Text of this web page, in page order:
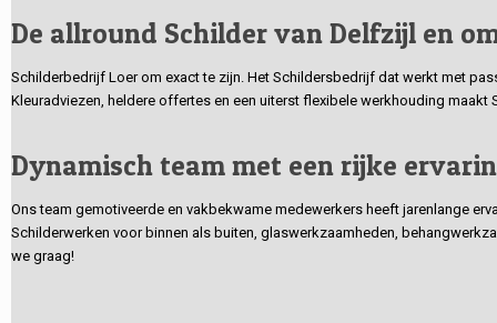
De allround Schilder van Delfzijl en
Schilderbedrijf Loer om exact te zijn. Het Schildersbedrijf dat werkt met
Kleuradviezen, heldere offertes en een uiterst flexibele werkhouding
Dynamisch team met een rijke
Ons team gemotiveerde en vakbekwame medewerkers heeft jarenlange
Schilderwerken voor binnen als buiten, glaswerkzaamheden,
we graag!